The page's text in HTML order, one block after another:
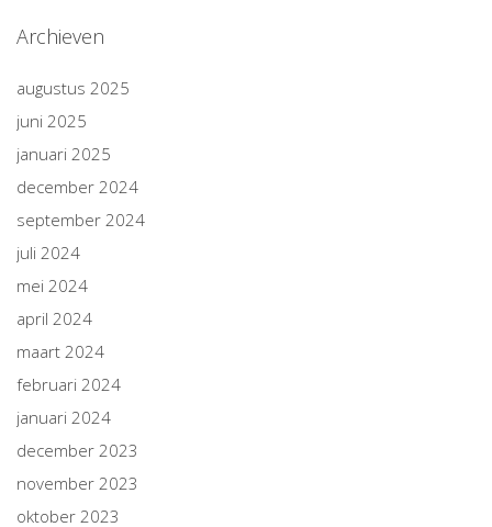
Archieven
augustus 2025
juni 2025
januari 2025
december 2024
september 2024
juli 2024
mei 2024
april 2024
maart 2024
februari 2024
januari 2024
december 2023
november 2023
oktober 2023